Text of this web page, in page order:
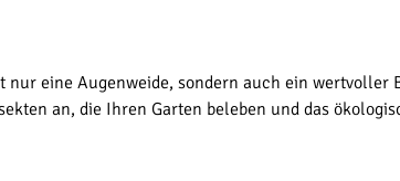
eine Augenweide, sondern auch ein
an, die Ihren Garten beleben und das